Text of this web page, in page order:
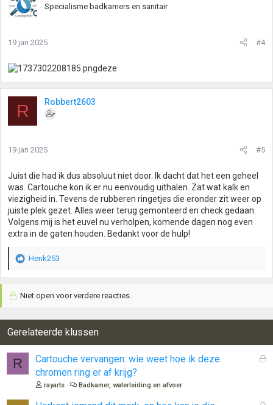
Specialisme badkamers en sanitair
19 jan 2025 #4
deze
R Robbert2603
19 jan 2025 #5
Juist die had ik dus absoluut niet door. Ik dacht dat het een geheel
was. Cartouche kon ik er nu eenvoudig uithalen. Zat wat kalk en
viezigheid in. Tevens de rubberen ringetjes die eronder zit weer op
juiste plek gezet. Alles weer terug gemonteerd en check gedaan.
Volgens mij is het euvel nu verholpen, komende dagen nog even
extra in de gaten houden. Bedankt voor de hulp!
W
r
e
r
n
g
e
Henk253
Niet open voor verdere reacties.
Gerelateerde klussen
R
G
Cartouche vervangen: wie weet hoe ik deze
chromen ring er af krijg?
rayarts Badkamer, waterleiding en afvoer